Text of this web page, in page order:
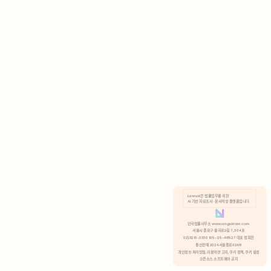
분석 쿠키 허용
Lawvot은 법률업무를 위한
AI 기반 자료조사 · 문서작성 플랫폼입니다.
안국법률사무소 www.anguklaw.com
서울시 종로구 율곡로2길 7, 304호
02)3210-3330 105-05-48527 대표 정희찬
통신판매 2024서울종로0248
개인정보 처리방침, 이용약관 고지, 쿠키 정책, 쿠키 설정
오픈소스 소프트웨어 공지